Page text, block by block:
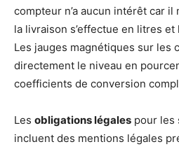
compteur n’a aucun intérêt car il
la livraison s’effectue en litres
Les jauges magnétiques sur les
directement le niveau en
coefficients de conversion
Les obligations légales pour les
incluent des mentions légales